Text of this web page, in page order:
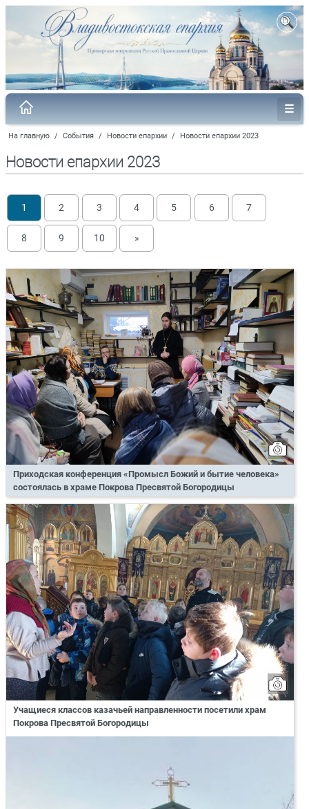
На главную / События / Новости епархии / Новости епархии 2023
Новости епархии 2023
1 2 3 4 5 6 7
8 9 10 »
Приходская конференция «Промысл Божий и бытие человека»
состоялась в храме Покрова Пресвятой Богородицы
Учащиеся классов казачьей направленности посетили храм
Покрова Пресвятой Богородицы